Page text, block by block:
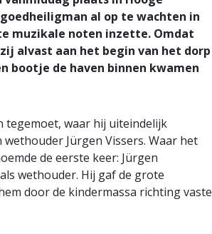
al op te wachten in
muzikale noten inzette. Omdat
alvast aan het begin van het dorp
bootje de haven binnen kwamen
tegemoet, waar hij uiteindelijk
Jürgen Vissers. Waar het
de eerste keer: Jürgen
wethouder. Hij gaf de grote
door de kindermassa richting vaste